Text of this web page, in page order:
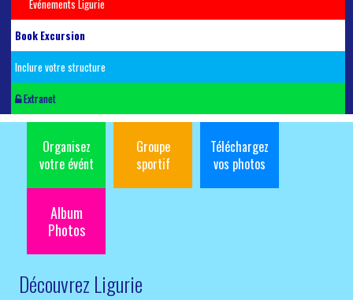
Événements Ligurie
Book Excursion
Inclure votre structure
Extranet
Organisez
votre évént
Groupe
sportif
Téléchargez
vos photos
Album
Photos
Découvrez Ligurie